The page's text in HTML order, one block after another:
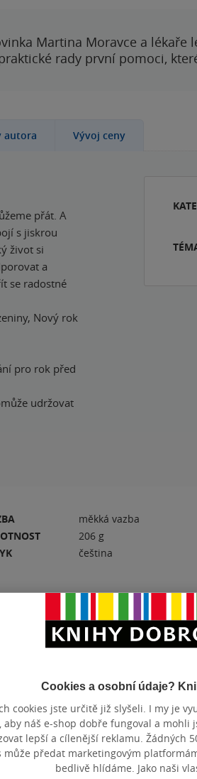
Martina Moravce a lékaře
rady první pomoci,
autora Vývoj ceny
přát. A
s jiskrou
život si
a
se radostné
Nový rok
pro rok před
udržovat
měkká vazba
206 g
čeština
Hodnocení a
Hodnocení našich
Cookies a osobní údaje?
cookies jste určitě již slyšeli. I my je
aby náš e-shop dobře fungoval a mohli
lepší a cílenější reklamu. Žádných
může předat marketingovým
bedlivě hlídáme. Jako naši